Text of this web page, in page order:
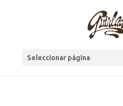
Seleccionar página